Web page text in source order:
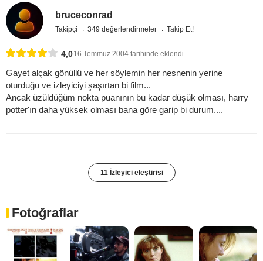
bruceconrad
Takipçi 349 değerlendirmeler Takip Et!
4,016 Temmuz 2004 tarihinde eklendi
Gayet alçak gönüllü ve her söylemin her nesnenin yerine
oturduğu ve izleyiciyi şaşırtan bi film...
Ancak üzüldüğüm nokta puanının bu kadar düşük olması, harry
potter'ın daha yüksek olması bana göre garip bi durum....
11 İzleyici eleştirisi
Fotoğraflar